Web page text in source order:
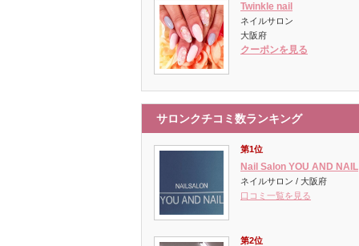
Twinkle nail
ネイルサロン
大阪府
クーポンを見る
サロンクチコミ数ランキング
第1位
Nail Salon YOU AND NAIL
ネイルサロン / 大阪府
口コミ一覧を見る
第2位